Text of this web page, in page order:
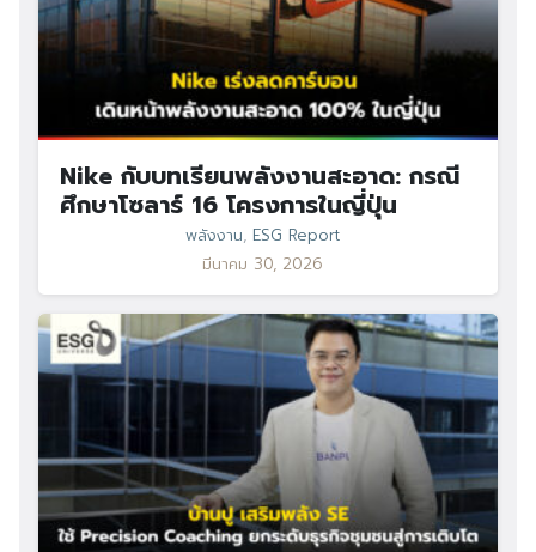
Nike กับบทเรียนพลังงานสะอาด: กรณี
ศึกษาโซลาร์ 16 โครงการในญี่ปุ่น
พลังงาน, ESG Report
มีนาคม 30, 2026